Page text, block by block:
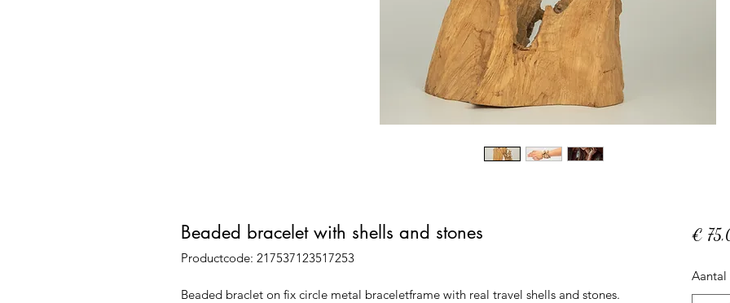
Beaded bracelet with shells and stones
Productcode: 217537123517253
Beaded braclet on fix circle metal braceletframe with real travel shells and stones.
€
Aantal